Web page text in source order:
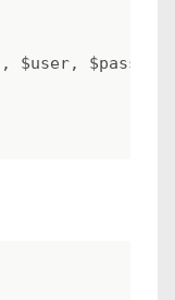
$user, $passwd,